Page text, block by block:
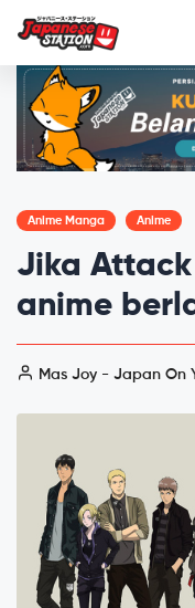
Anime Manga Anime
Jika
anime
Mas Joy - Japan On